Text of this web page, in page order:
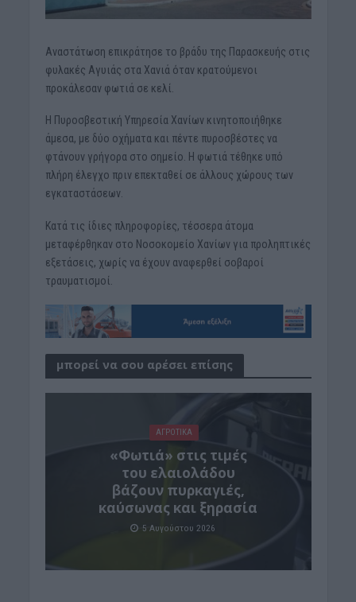
Αναστάτωση επικράτησε το βράδυ της Παρασκευής στις
φυλακές Αγυιάς στα Χανιά όταν κρατούμενοι
προκάλεσαν φωτιά σε κελί.
Η Πυροσβεστική Υπηρεσία Χανίων κινητοποιήθηκε
άμεσα, με δύο οχήματα και πέντε πυροσβέστες να
φτάνουν γρήγορα στο σημείο. Η φωτιά τέθηκε υπό
πλήρη έλεγχο πριν επεκταθεί σε άλλους χώρους των
εγκαταστάσεων.
Κατά τις ίδιες πληροφορίες, τέσσερα άτομα
μεταφέρθηκαν στο Νοσοκομείο Χανίων για προληπτικές
εξετάσεις, χωρίς να έχουν αναφερθεί σοβαροί
τραυματισμοί.
μπορεί να σου αρέσει επίσης
ΑΓΡΟΤΙΚΑ
«Φωτιά» στις τιμές
του ελαιολάδου
βάζουν πυρκαγιές,
καύσωνας και ξηρασία
5 Αυγούστου 2026